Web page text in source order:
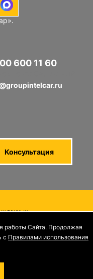
600 11 60
Консультация
данных
работы Сайта. Продолжая
с Правилами использования